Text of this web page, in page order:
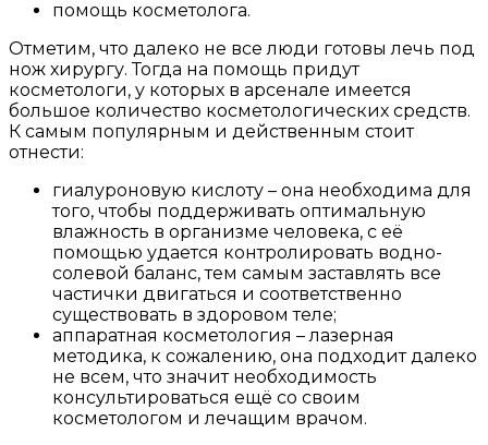
помощь косметолога.
Отметим, что далеко не все люди готовы лечь под
нож хирургу. Тогда на помощь придут
косметологи, у которых в арсенале имеется
большое количество косметологических средств.
К самым популярным и действенным стоит
отнести:
гиалуроновую кислоту – она необходима для
того, чтобы поддерживать оптимальную
влажность в организме человека, с её
помощью удается контролировать водно-
солевой баланс, тем самым заставлять все
частички двигаться и соответственно
существовать в здоровом теле;
аппаратная косметология – лазерная
методика, к сожалению, она подходит далеко
не всем, что значит необходимость
консультироваться ещё со своим
косметологом и лечащим врачом.